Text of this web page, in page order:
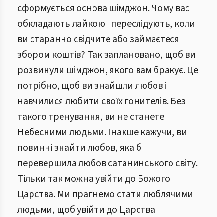
сформується основа шімджон. Чому вас
обкладають лайкою і переслідують, коли
ви старанно свідчите або займаєтеся
збором коштів? Так заплановано, щоб ви
розвинули шімджон, якого вам бракує. Це
потрібно, щоб ви знайшли любов і
навчилися любити своїх гонителів. Без
такого тренування, ви не станете
Небесними людьми. Інакше кажучи, ви
повинні знайти любов, яка б
перевершила любов сатанинського світу.
Тільки так можна увійти до Божого
Царства. Ми прагнемо стати люблячими
людьми, щоб увійти до Царства